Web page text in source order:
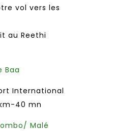
vol vers les
au Reethi
Baa
International
40 mn
Malé